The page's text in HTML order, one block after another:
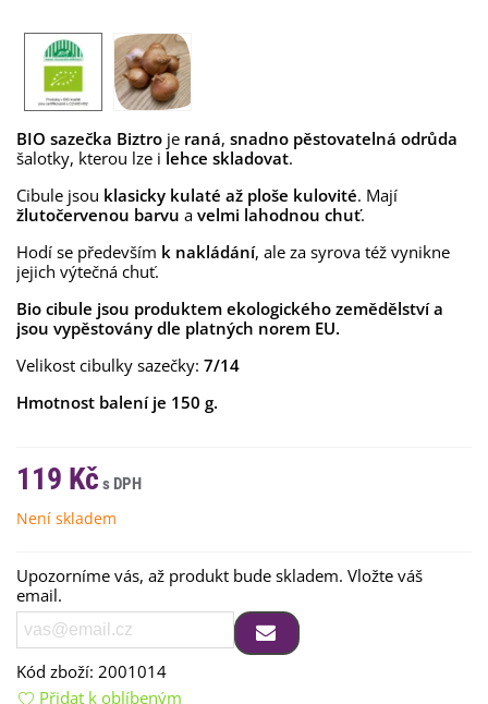
BIO sazečka Biztro je raná, snadno pěstovatelná odrůda
šalotky, kterou lze i lehce skladovat.
Cibule jsou klasicky kulaté až ploše kulovité. Mají
žlutočervenou barvu a velmi lahodnou chuť.
Hodí se především k nakládání, ale za syrova též vynikne
jejich výtečná chuť.
Bio cibule jsou produktem ekologického zemědělství a
jsou vypěstovány dle platných norem EU.
Velikost cibulky sazečky: 7/14
Hmotnost balení je 150 g.
119 Kč
Není skladem
Upozorníme vás, až produkt bude skladem. Vložte váš
email.
Kód zboží: 2001014
Přidat k oblíbeným